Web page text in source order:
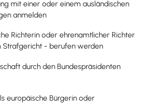
mit einer oder einem ausländischen
anmelden
Richterin oder ehrenamtlicher Richter
Strafgericht - berufen werden
durch den Bundespräsidenten
europäische Bürgerin oder